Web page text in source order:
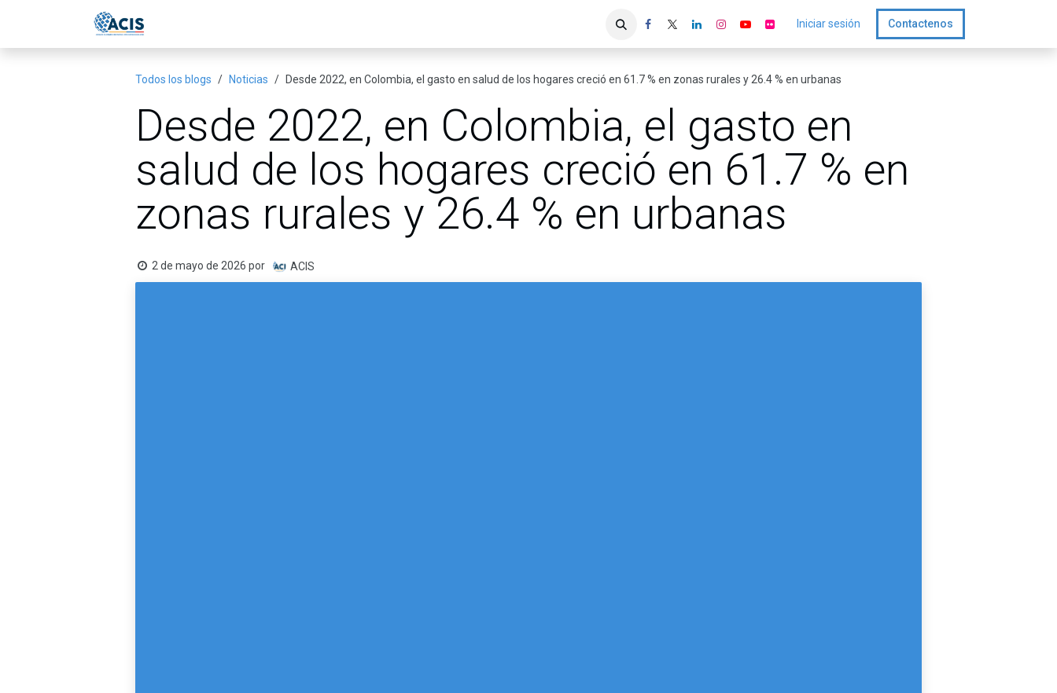
Iniciar sesión Contactenos
Todos los blogs Noticias Desde 2022, en Colombia, el gasto en salud de los hogares creció en 61.7 % en zonas rurales y 26.4 % en urbanas
Desde 2022, en Colombia, el gasto en
salud de los hogares creció en 61.7 % en
zonas rurales y 26.4 % en urbanas
2 de mayo de 2026 por ACIS